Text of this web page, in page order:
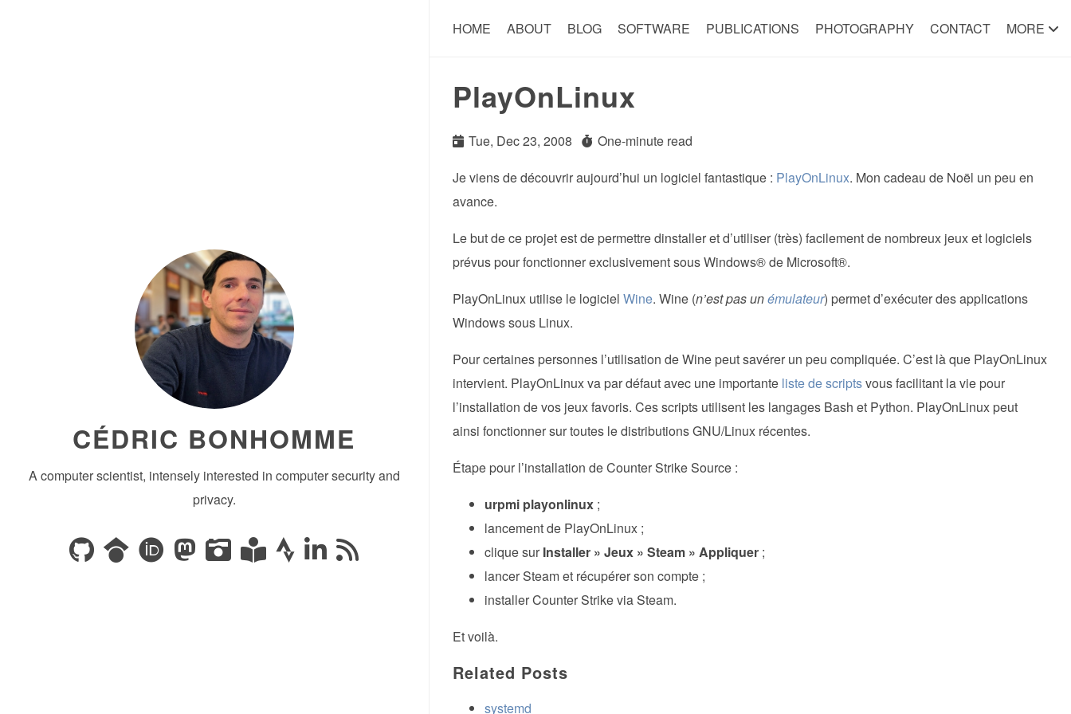
CÉDRIC BONHOMME
A computer scientist, intensely interested in computer security and
privacy.
HOME ABOUT BLOG SOFTWARE PUBLICATIONS PHOTOGRAPHY CONTACT MORE
PlayOnLinux
Tue, Dec 23, 2008
One-minute read
Je viens de découvrir aujourd’hui un logiciel fantastique : PlayOnLinux. Mon cadeau de Noël un peu en
avance.
Le but de ce projet est de permettre dinstaller et d’utiliser (très) facilement de nombreux jeux et logiciels
prévus pour fonctionner exclusivement sous Windows® de Microsoft®.
PlayOnLinux utilise le logiciel Wine. Wine (n’est pas unémulateur) permet d’exécuter des applications
Windows sous Linux.
Pour certaines personnes l’utilisation de Wine peut savérer un peu compliquée. C’est là que PlayOnLinux
intervient. PlayOnLinux va par défaut avec une importante liste de scriptsvous facilitant la vie pour
l’installation de vos jeux favoris. Ces scripts utilisent les langages Bash et Python. PlayOnLinux peut
ainsi fonctionner sur toutes le distributions GNU/Linux récentes.
Étape pour l’installation de Counter Strike Source :
urpmi playonlinux;
lancement de PlayOnLinux ;
clique sur Installer » Jeux » Steam » Appliquer;
lancer Steam et récupérer son compte ;
installer Counter Strike via Steam.
Et voilà.
Related Posts
systemd